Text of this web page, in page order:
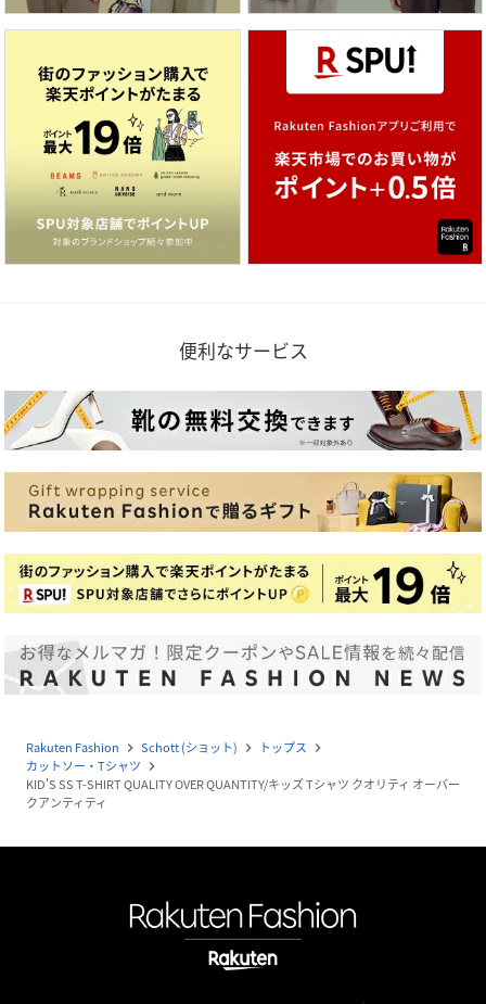
便利なサービス
Rakuten Fashion navigate_next Schott (ショット) navigate_next トップス navigate_next
カットソー・Tシャツ navigate_next
KID'S SS T-SHIRT QUALITY OVER QUANTITY/キッズ Tシャツ クオリティ オーバー
クアンティティ